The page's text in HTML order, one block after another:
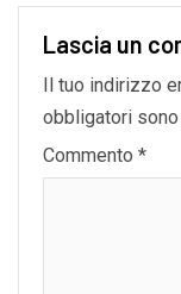
Lascia un
Il tuo indirizzo
obbligatori
Commento *